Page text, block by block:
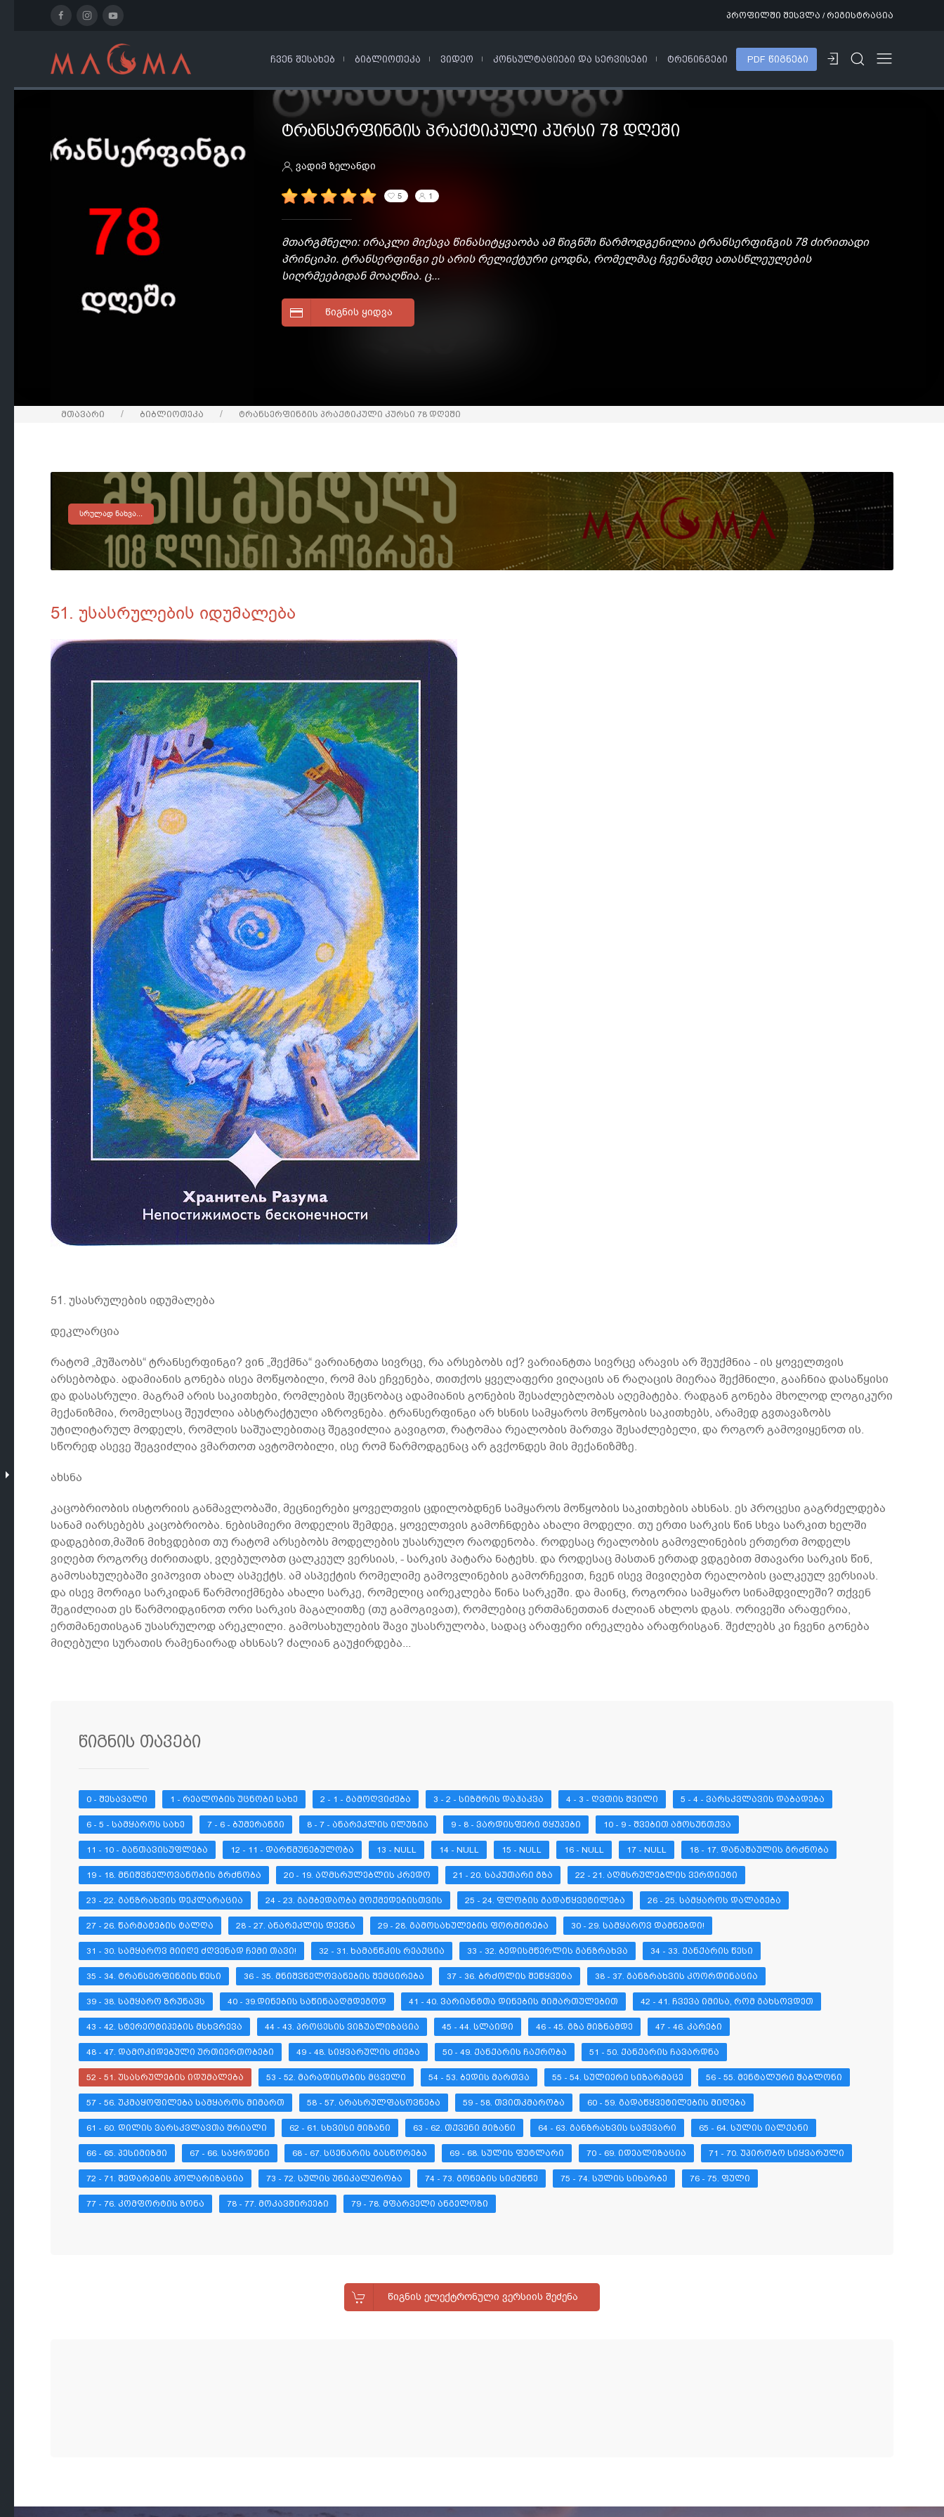
პროფილში შესვლა / რეგისტრაცია
ᲩᲕᲔᲜ ᲨᲔᲡᲐᲮᲔᲑ ᲑᲘᲑᲚᲘᲝᲗᲔᲙᲐ ᲕᲘᲓᲔᲝ ᲙᲝᲜᲡᲣᲚᲢᲐᲪᲘᲔᲑᲘ ᲓᲐ ᲡᲔᲠᲕᲘᲡᲔᲑᲘ ᲢᲠᲔᲜᲘᲜᲒᲔᲑᲘ PDF ᲬᲘᲒᲜᲔᲑᲘ
ᲢᲠᲐᲜᲡᲔᲠᲤᲘᲜᲒᲘᲡ ᲞᲠᲐᲥᲢᲘᲙᲣᲚᲘ ᲙᲣᲠᲡᲘ 78 ᲓᲦᲔᲨᲘ
ვადიმ ზელანდი
5 1
მთარგმნელი: ირაკლი მიქავა წინასიტყვაობა ამ წიგნში წარმოდგენილია ტრანსერფინგის 78 ძირითადი
პრინციპი. ტრანსერფინგი ეს არის რელიქტური ცოდნა, რომელმაც ჩვენამდე ათასწლეულების
სიღრმეებიდან მოაღწია. ც...
ᲬᲘᲒᲜᲘᲡ ᲧᲘᲓᲕᲐ
მთავარი ბიბლიოთეკა ტრანსერფინგის პრაქტიკული კურსი 78 დღეში
ᲡᲠᲣᲚᲐᲓ ᲜᲐᲮᲕᲐ...
51. უსასრულების იდუმალება
51. უსასრულების იდუმალება
დეკლარცია
რატომ „მუშაობს“ ტრანსერფინგი? ვინ „შექმნა“ ვარიანტთა სივრცე, რა არსებობს იქ? ვარიანტთა სივრცე არავის არ შეუქმნია - ის ყოველთვის
არსებობდა. ადამიანის გონება ისეა მოწყობილი, რომ მას ეჩვენება, თითქოს ყველაფერი ვიღაცის ან რაღაცის მიერაა შექმნილი, გააჩნია დასაწყისი
და დასასრული. მაგრამ არის საკითხები, რომლების შეცნობაც ადამიანის გონების შესაძლებლობას აღემატება. რადგან გონება მხოლოდ ლოგიკური
მექანიზმია, რომელსაც შეუძლია აბსტრაქტული აზროვნება. ტრანსერფინგი არ ხსნის სამყაროს მოწყობის საკითხებს, არამედ გვთავაზობს
უტილიტარულ მოდელს, რომლის საშუალებითაც შეგვიძლია გავიგოთ, რატომაა რეალობის მართვა შესაძლებელი, და როგორ გამოვიყენოთ ის.
სწორედ ასევე შეგვიძლია ვმართოთ ავტომობილი, ისე რომ წარმოდგენაც არ გვქონდეს მის მექანიზმზე.
ახსნა
კაცობრიობის ისტორიის განმავლობაში, მეცნიერები ყოველთვის ცდილობდნენ სამყაროს მოწყობის საკითხების ახსნას. ეს პროცესი გაგრძელდება
სანამ იარსებებს კაცობრიობა. ნებისმიერი მოდელის შემდეგ, ყოველთვის გამოჩნდება ახალი მოდელი. თუ ერთი სარკის წინ სხვა სარკით ხელში
დადგებით,მაშინ მიხვდებით თუ რატომ არსებობს მოდელების უსასრულო რაოდენობა. როდესაც რეალობის გამოვლინების ერთერთ მოდელს
ვიღებთ როგორც ძირითადს, ვღებულობთ ცალკეულ ვერსიას, - სარკის პატარა ნატეხს. და როდესაც მასთან ერთად ვდგებით მთავარი სარკის წინ,
გამოსახულებაში ვიპოვით ახალ ასპექტს. ამ ასპექტის რომელიმე გამოვლინების გამორჩევით, ჩვენ ისევ მივიღებთ რეალობის ცალკეულ ვერსიას.
და ისევ მორიგი სარკიდან წარმოიქმნება ახალი სარკე, რომელიც აირეკლება წინა სარკეში. და მაინც, როგორია სამყარო სინამდვილეში? თქვენ
შეგიძლიათ ეს წარმოიდგინოთ ორი სარკის მაგალითზე (თუ გამოგივათ), რომლებიც ერთმანეთთან ძალიან ახლოს დგას. ორივეში არაფერია,
ერთმანეთისგან უსასრულოდ არეკლილი. გამოსახულების შავი უსასრულობა, სადაც არაფერი ირეკლება არაფრისგან. შეძლებს კი ჩვენი გონება
მიღებული სურათის რამენაირად ახსნას? ძალიან გაუჭირდება...
წიგნის თავები
0 - ᲨᲔᲡᲐᲕᲐᲚᲘ 1 - ᲠᲔᲐᲚᲝᲑᲘᲡ ᲣᲪᲜᲝᲑᲘ ᲡᲐᲮᲔ 2 - 1 - ᲒᲐᲛᲝᲦᲕᲘᲫᲔᲑᲐ 3 - 2 - ᲡᲘᲖᲛᲠᲘᲡ ᲓᲐᲰᲐᲙᲕᲐ 4 - 3 - ᲦᲕᲗᲘᲡ ᲨᲕᲘᲚᲘ 5 - 4 - ᲕᲐᲠᲡᲙᲕᲚᲐᲕᲘᲡ ᲓᲐᲑᲐᲓᲔᲑᲐ
6 - 5 - ᲡᲐᲛᲧᲐᲠᲝᲡ ᲡᲐᲮᲔ 7 - 6 - ᲑᲣᲛᲔᲠᲐᲜᲒᲘ 8 - 7 - ᲐᲜᲐᲠᲔᲙᲚᲘᲡ ᲘᲚᲣᲖᲘᲐ 9 - 8 - ᲕᲐᲠᲓᲘᲡᲤᲔᲠᲘ ᲢᲧᲣᲞᲔᲑᲘ 10 - 9 - ᲨᲕᲔᲑᲘᲗ ᲐᲛᲝᲡᲣᲜᲗᲥᲕᲐ
11 - 10 - ᲒᲐᲜᲗᲐᲕᲘᲡᲣᲤᲚᲔᲑᲐ 12 - 11 - ᲓᲐᲠᲬᲛᲣᲜᲔᲑᲣᲚᲝᲑᲐ 13 - NULL 14 - NULL 15 - NULL 16 - NULL 17 - NULL 18 - 17. ᲓᲐᲜᲐᲨᲐᲣᲚᲘᲡ ᲒᲠᲫᲜᲝᲑᲐ
19 - 18. ᲛᲜᲘᲨᲕᲜᲔᲚᲝᲕᲐᲜᲝᲑᲘᲡ ᲒᲠᲫᲜᲝᲑᲐ 20 - 19. ᲐᲦᲛᲡᲠᲣᲚᲔᲑᲚᲘᲡ ᲙᲠᲔᲓᲝ 21 - 20. ᲡᲐᲙᲣᲗᲐᲠᲘ ᲒᲖᲐ 22 - 21. ᲐᲦᲛᲡᲠᲣᲚᲔᲑᲚᲘᲡ ᲕᲔᲠᲓᲘᲥᲢᲘ
23 - 22. ᲒᲐᲜᲖᲠᲐᲮᲕᲘᲡ ᲓᲔᲙᲚᲐᲠᲐᲪᲘᲐ 24 - 23. ᲒᲐᲛᲑᲔᲓᲐᲝᲑᲐ ᲛᲝᲥᲛᲔᲓᲔᲑᲘᲡᲗᲕᲘᲡ 25 - 24. ᲤᲚᲝᲑᲘᲡ ᲒᲐᲓᲐᲬᲧᲕᲔᲢᲘᲚᲔᲑᲐ 26 - 25. ᲡᲐᲛᲧᲐᲠᲝᲡ ᲓᲐᲚᲐᲒᲔᲑᲐ
27 - 26. ᲬᲐᲠᲛᲐᲢᲔᲑᲘᲡ ᲢᲐᲚᲦᲐ 28 - 27. ᲐᲜᲐᲠᲔᲙᲚᲘᲡ ᲓᲔᲕᲜᲐ 29 - 28. ᲒᲐᲛᲝᲡᲐᲮᲣᲚᲔᲑᲘᲡ ᲤᲝᲠᲛᲘᲠᲔᲑᲐ 30 - 29. ᲡᲐᲛᲧᲐᲠᲝᲕ ᲓᲐᲛᲜᲔᲑᲓᲘ!
31 - 30. ᲡᲐᲛᲧᲐᲠᲝᲕ ᲛᲘᲘᲦᲔ ᲫᲦᲕᲔᲜᲐᲓ ᲩᲔᲛᲘ ᲗᲐᲕᲘ! 32 - 31. ᲮᲐᲛᲐᲜᲬᲙᲘᲡ ᲠᲔᲐᲥᲪᲘᲐ 33 - 32. ᲑᲔᲓᲘᲡᲛᲬᲔᲠᲚᲘᲡ ᲒᲐᲜᲖᲠᲐᲮᲕᲐ 34 - 33. ᲥᲐᲜᲥᲐᲠᲘᲡ ᲬᲔᲡᲘ
35 - 34. ᲢᲠᲐᲜᲡᲔᲠᲤᲘᲜᲒᲘᲡ ᲬᲔᲡᲘ 36 - 35. ᲛᲜᲘᲨᲕᲜᲔᲚᲝᲕᲐᲜᲔᲑᲘᲡ ᲨᲔᲛᲪᲘᲠᲔᲑᲐ 37 - 36. ᲑᲠᲫᲝᲚᲘᲡ ᲨᲔᲬᲧᲕᲔᲢᲐ 38 - 37. ᲒᲐᲜᲖᲠᲐᲮᲕᲘᲡ ᲙᲝᲝᲠᲓᲘᲜᲐᲪᲘᲐ
39 - 38. ᲡᲐᲛᲧᲐᲠᲝ ᲖᲠᲣᲜᲐᲕᲡ 40 - 39.ᲓᲘᲜᲔᲑᲘᲡ ᲡᲐᲬᲘᲜᲐᲐᲦᲛᲓᲔᲒᲝᲓ 41 - 40. ᲕᲐᲠᲘᲐᲜᲢᲗᲐ ᲓᲘᲜᲔᲑᲘᲡ ᲛᲘᲛᲐᲠᲗᲣᲚᲔᲑᲘᲗ 42 - 41. ᲩᲕᲔᲕᲐ ᲘᲛᲘᲡᲐ, ᲠᲝᲛ ᲒᲐᲮᲡᲝᲕᲓᲔᲗ
43 - 42. ᲡᲢᲔᲠᲔᲝᲢᲘᲞᲔᲑᲘᲡ ᲛᲡᲮᲕᲠᲔᲕᲐ 44 - 43. ᲞᲠᲝᲪᲔᲡᲘᲡ ᲕᲘᲖᲣᲐᲚᲘᲖᲐᲪᲘᲐ 45 - 44. ᲡᲚᲐᲘᲓᲘ 46 - 45. ᲒᲖᲐ ᲛᲘᲖᲜᲐᲛᲓᲔ 47 - 46. ᲙᲐᲠᲔᲑᲘ
48 - 47. ᲓᲐᲛᲝᲙᲘᲓᲔᲑᲣᲚᲘ ᲣᲠᲗᲘᲔᲠᲗᲝᲑᲔᲑᲘ 49 - 48. ᲡᲘᲧᲕᲐᲠᲣᲚᲘᲡ ᲫᲘᲔᲑᲐ 50 - 49. ᲥᲐᲜᲥᲐᲠᲘᲡ ᲩᲐᲥᲠᲝᲑᲐ 51 - 50. ᲥᲐᲜᲥᲐᲠᲘᲡ ᲩᲐᲕᲐᲠᲓᲜᲐ
52 - 51. ᲣᲡᲐᲡᲠᲣᲚᲔᲑᲘᲡ ᲘᲓᲣᲛᲐᲚᲔᲑᲐ 53 - 52. ᲛᲐᲠᲐᲓᲘᲡᲝᲑᲘᲡ ᲛᲪᲕᲔᲚᲘ 54 - 53. ᲑᲔᲓᲘᲡ ᲛᲐᲠᲗᲕᲐ 55 - 54. ᲡᲣᲚᲘᲔᲠᲘ ᲡᲘᲖᲐᲠᲛᲐᲪᲔ 56 - 55. ᲛᲔᲜᲢᲐᲚᲣᲠᲘ ᲨᲐᲑᲚᲝᲜᲘ
57 - 56. ᲣᲙᲛᲐᲧᲝᲤᲘᲚᲔᲑᲐ ᲡᲐᲛᲧᲐᲠᲝᲡ ᲛᲘᲛᲐᲠᲗ 58 - 57. ᲐᲠᲐᲡᲠᲣᲚᲤᲐᲡᲝᲕᲜᲔᲑᲐ 59 - 58. ᲗᲕᲘᲗᲙᲛᲐᲠᲝᲑᲐ 60 - 59. ᲒᲐᲓᲐᲬᲧᲕᲔᲢᲘᲚᲔᲑᲘᲡ ᲛᲘᲦᲔᲑᲐ
61 - 60. ᲓᲘᲚᲘᲡ ᲕᲐᲠᲡᲙᲕᲚᲐᲕᲗᲐ ᲨᲠᲘᲐᲚᲘ 62 - 61. ᲡᲮᲕᲘᲡᲘ ᲛᲘᲖᲐᲜᲘ 63 - 62. ᲗᲥᲕᲔᲜᲘ ᲛᲘᲖᲐᲜᲘ 64 - 63. ᲒᲐᲜᲖᲠᲐᲮᲕᲘᲡ ᲡᲐᲭᲔᲕᲐᲠᲘ 65 - 64. ᲡᲣᲚᲘᲡ ᲘᲐᲚᲥᲐᲜᲘ
66 - 65. ᲞᲔᲡᲘᲛᲘᲖᲛᲘ 67 - 66. ᲡᲐᲧᲠᲓᲔᲜᲘ 68 - 67. ᲡᲪᲔᲜᲐᲠᲘᲡ ᲒᲐᲡᲬᲝᲠᲔᲑᲐ 69 - 68. ᲡᲣᲚᲘᲡ ᲤᲣᲢᲚᲐᲠᲘ 70 - 69. ᲘᲓᲔᲐᲚᲘᲖᲐᲪᲘᲐ 71 - 70. ᲣᲞᲘᲠᲝᲑᲝ ᲡᲘᲧᲕᲐᲠᲣᲚᲘ
72 - 71. ᲨᲔᲓᲐᲠᲔᲑᲘᲡ ᲞᲝᲚᲐᲠᲘᲖᲐᲪᲘᲐ 73 - 72. ᲡᲣᲚᲘᲡ ᲣᲜᲘᲙᲐᲚᲣᲠᲝᲑᲐ 74 - 73. ᲒᲝᲜᲔᲑᲘᲡ ᲡᲘᲫᲣᲜᲬᲔ 75 - 74. ᲡᲣᲚᲘᲡ ᲡᲘᲮᲐᲠᲑᲔ 76 - 75. ᲤᲣᲚᲘ
77 - 76. ᲙᲝᲛᲤᲝᲠᲢᲘᲡ ᲖᲝᲜᲐ 78 - 77. ᲛᲝᲙᲐᲕᲨᲘᲠᲔᲔᲑᲘ 79 - 78. ᲛᲤᲐᲠᲕᲔᲚᲘ ᲐᲜᲒᲔᲚᲝᲖᲘ
ᲬᲘᲒᲜᲘᲡ ᲔᲚᲔᲥᲢᲠᲝᲜᲣᲚᲘ ᲕᲔᲠᲡᲘᲘᲡ ᲨᲔᲫᲔᲜᲐ